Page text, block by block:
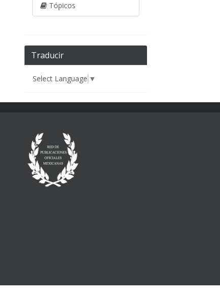
Tópicos
Traducir
Select Language ▼